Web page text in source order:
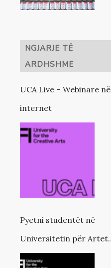
NGJARJE TË
ARDHSHME
UCA Live – Webinare në
internet
Pyetni studentët në
Universitetin për Artet
Kreative